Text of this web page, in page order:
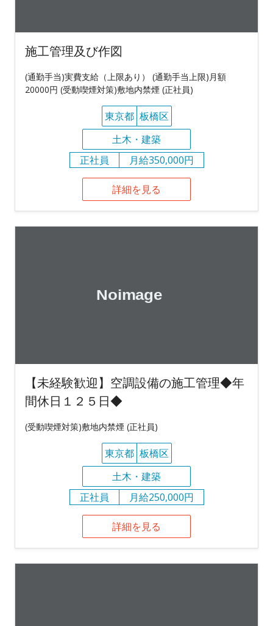
施工管理及び作図
(通勤手当)実費支給（上限あり） (通勤手当上限)月額
20000円 (受動喫煙対策)敷地内禁煙 (正社員)
東京都 板橋区
土木・建築
正社員
月給350,000円
詳細を見る
【未経験歓迎】空調設備の施工管理◆年
間休日１２５日◆
(受動喫煙対策)敷地内禁煙 (正社員)
東京都 板橋区
土木・建築
正社員
月給250,000円
詳細を見る